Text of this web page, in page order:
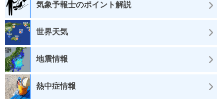
気象予報士のポイント解説
世界天気
地震情報
熱中症情報